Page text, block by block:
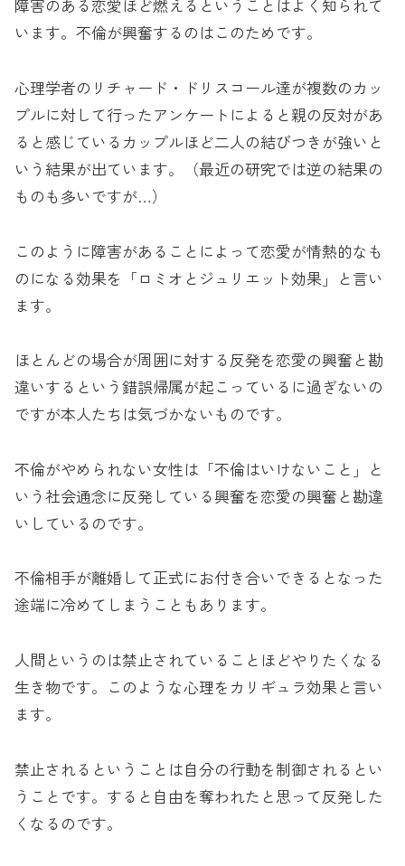
障害のある恋愛ほど燃えるということはよく知られて
います。不倫が興奮するのはこのためです。
心理学者のリチャード・ドリスコール達が複数のカッ
プルに対して行ったアンケートによると親の反対があ
ると感じているカップルほど二人の結びつきが強いと
いう結果が出ています。（最近の研究では逆の結果の
ものも多いですが…）
このように障害があることによって恋愛が情熱的なも
のになる効果を「ロミオとジュリエット効果」と言い
ます。
ほとんどの場合が周囲に対する反発を恋愛の興奮と勘
違いするという錯誤帰属が起こっているに過ぎないの
ですが本人たちは気づかないものです。
不倫がやめられない女性は「不倫はいけないこと」と
いう社会通念に反発している興奮を恋愛の興奮と勘違
いしているのです。
不倫相手が離婚して正式にお付き合いできるとなった
途端に冷めてしまうこともあります。
人間というのは禁止されていることほどやりたくなる
生き物です。このような心理をカリギュラ効果と言い
ます。
禁止されるということは自分の行動を制御されるとい
うことです。すると自由を奪われたと思って反発した
くなるのです。